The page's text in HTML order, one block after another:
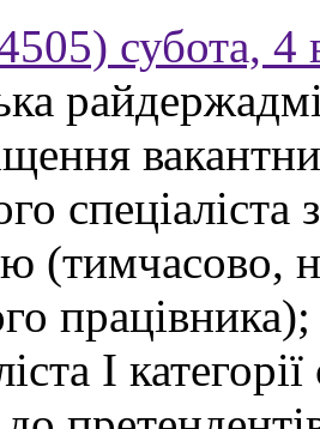
субота, 4
спеціаліста
(тимчасово,
працівника);
І